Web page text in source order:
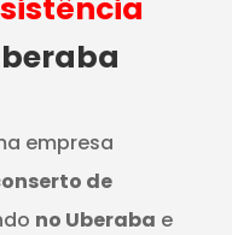
empresa
de
no Uberaba e